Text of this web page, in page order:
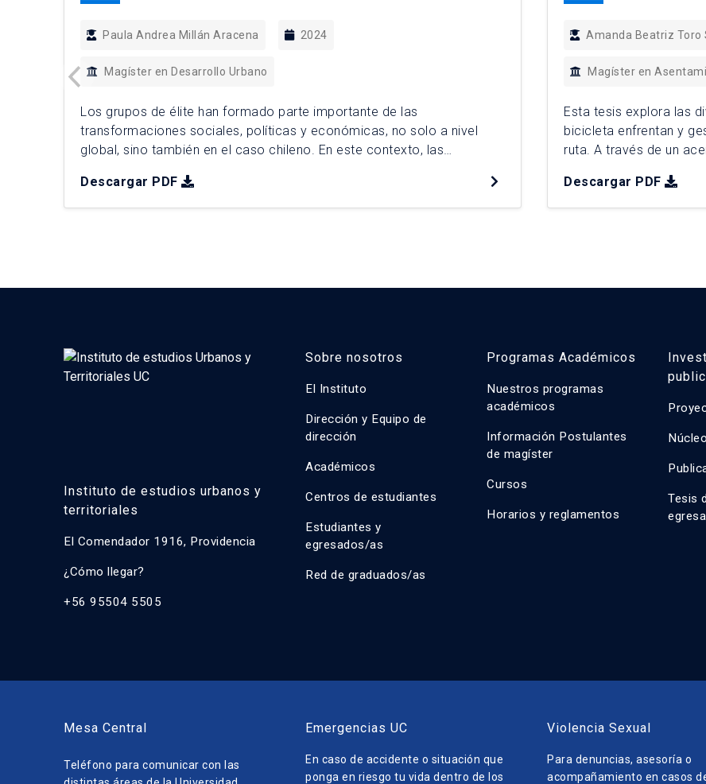
Paula Andrea Millán Aracena 2024
Magíster en Desarrollo Urbano
Los grupos de élite han formado parte importante de las
transformaciones sociales, políticas y económicas, no solo a nivel
global, sino también en el caso chileno. En este contexto, las
alineadas con los intereses económicos del mercado inmobiliario, han
dado paso a la expansión y producción […]
Descargar PDF
Amanda Beatriz Toro
Magíster en
Esta tesis explora las
bicicleta enfrentan y
ruta. A través de un
la mujer, se incorpora
de ello, […]
Descargar PDF
Instituto de estudios urbanos y
territoriales
El Comendador 1916, Providencia
¿Cómo llegar?
+56 95504 5505
Sobre nosotros
El Instituto
Dirección y Equipo de
dirección
Académicos
Centros de estudiantes
Estudiantes y
egresados/as
Red de graduados/as
Programas Académicos
Nuestros programas
académicos
Información Postulantes
de magíster
Cursos
Horarios y reglamentos
Tesis
Mesa Central
Teléfono para comunicar con las
Emergencias UC
En caso de accidente o situación que
ponga en riesgo tu vida dentro de los
Violencia Sexual
Para denuncias, asesoría o
acompañamiento en casos